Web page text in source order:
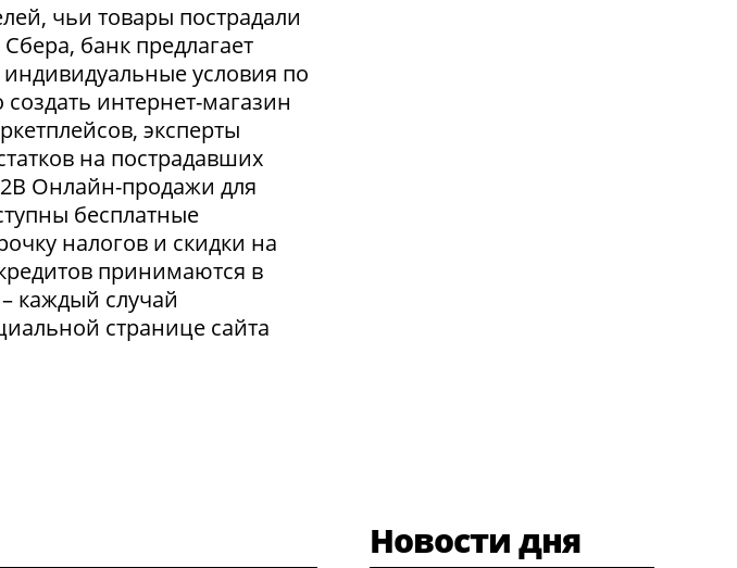
чьи товары пострадали
банк предлагает
условия по
интернет-магазин
эксперты
на пострадавших
Онлайн-продажи для
бесплатные
налогов и скидки на
принимаются в
каждый случай
странице сайта
Новости дня